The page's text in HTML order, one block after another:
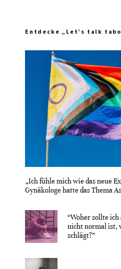
Entdecke „Let’s talk
„Ich fühle mich wie das neue
Gynäkologe hatte das Thema
“Woher sollte ich
nicht normal ist,
schlägt?”